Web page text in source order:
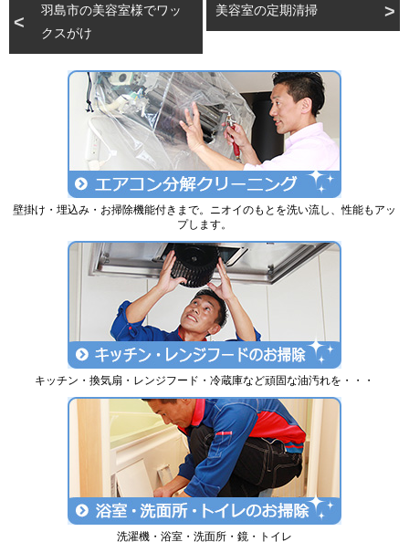
羽島市の美容室様でワッ
クスがけ
美容室の定期清掃
壁掛け・埋込み・お掃除機能付きまで。ニオイのもとを洗い流し、性能もアッ
プします。
キッチン・換気扇・レンジフード・冷蔵庫など頑固な油汚れを・・・
洗濯機・浴室・洗面所・鏡・トイレ